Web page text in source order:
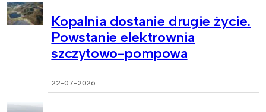
Kopalnia dostanie drugie życie.
Powstanie elektrownia
szczytowo-pompowa
22-07-2026